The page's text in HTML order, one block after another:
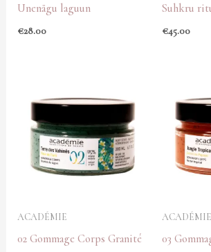
Unenägu laguun
€28.00
Suhkru
€45.00
ACADÉMIE
02 Gommage Corps Granité
ACADÉMIE
03